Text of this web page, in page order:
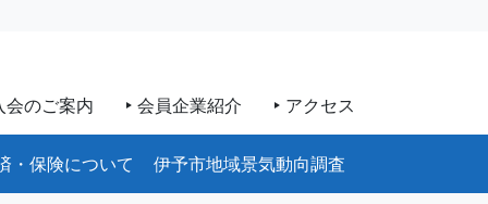
会のご案内 会員企業紹介 アクセス
・保険について 伊予市地域景気動向調査